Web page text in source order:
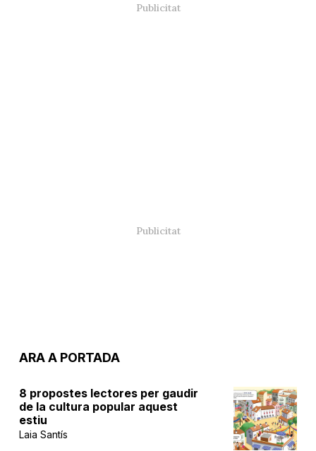
ARA A PORTADA
8 propostes lectores per gaudir
de la cultura popular aquest
estiu
Laia Santís